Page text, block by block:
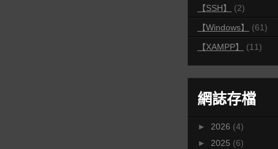
【SSH】
(2)
【Windows】
(61)
【XAMPP】
(11)
網誌存檔
► 2026 (4)
► 2025 (6)